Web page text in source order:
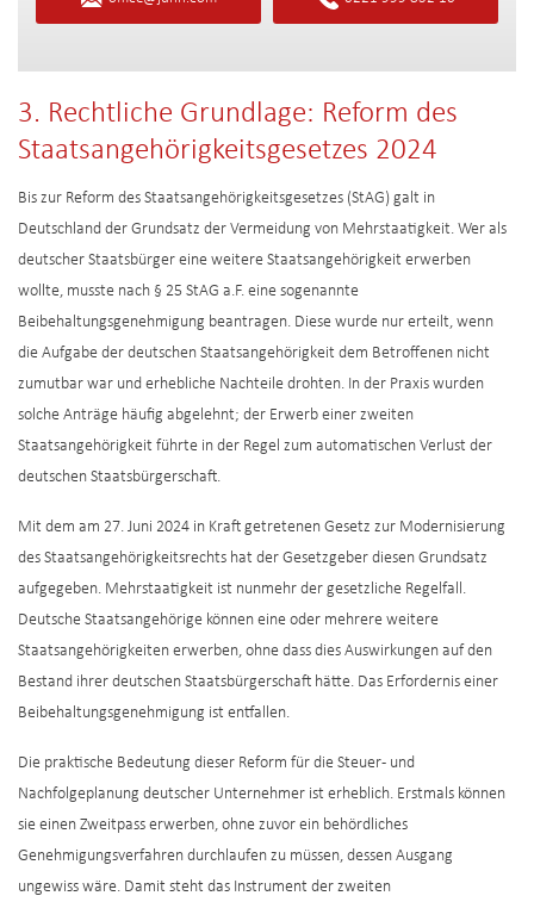
3. Rechtliche Grundlage: Reform des
Staatsangehörigkeitsgesetzes 2024
Bis zur Reform des Staatsangehörigkeitsgesetzes (StAG) galt in
Deutschland der Grundsatz der Vermeidung von Mehrstaatigkeit. Wer als
deutscher Staatsbürger eine weitere Staatsangehörigkeit erwerben
wollte, musste nach § 25 StAG a.F. eine sogenannte
Beibehaltungsgenehmigung beantragen. Diese wurde nur erteilt, wenn
die Aufgabe der deutschen Staatsangehörigkeit dem Betroffenen nicht
zumutbar war und erhebliche Nachteile drohten. In der Praxis wurden
solche Anträge häufig abgelehnt; der Erwerb einer zweiten
Staatsangehörigkeit führte in der Regel zum automatischen Verlust der
deutschen Staatsbürgerschaft.
Mit dem am 27. Juni 2024 in Kraft getretenen Gesetz zur Modernisierung
des Staatsangehörigkeitsrechts hat der Gesetzgeber diesen Grundsatz
aufgegeben. Mehrstaatigkeit ist nunmehr der gesetzliche Regelfall.
Deutsche Staatsangehörige können eine oder mehrere weitere
Staatsangehörigkeiten erwerben, ohne dass dies Auswirkungen auf den
Bestand ihrer deutschen Staatsbürgerschaft hätte. Das Erfordernis einer
Beibehaltungsgenehmigung ist entfallen.
Die praktische Bedeutung dieser Reform für die Steuer- und
Nachfolgeplanung deutscher Unternehmer ist erheblich. Erstmals können
sie einen Zweitpass erwerben, ohne zuvor ein behördliches
Genehmigungsverfahren durchlaufen zu müssen, dessen Ausgang
ungewiss wäre. Damit steht das Instrument der zweiten